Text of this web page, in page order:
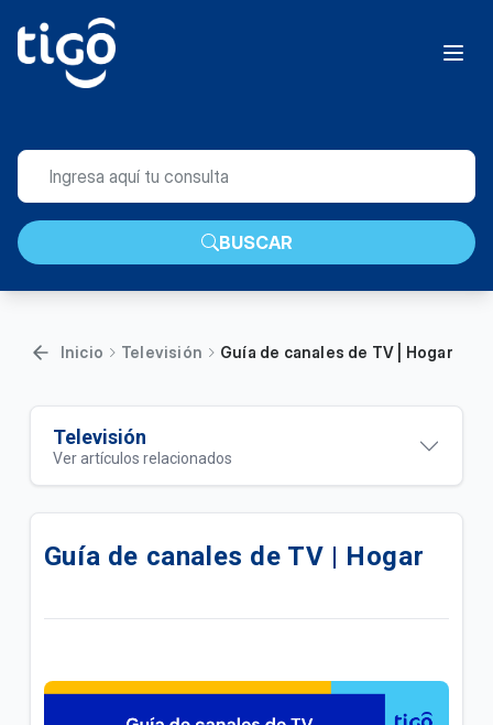
BUSCAR
Inicio Televisión Guía de canales de TV | Hogar
Televisión
Ver artículos relacionados
Actualiza tu servicio de TV y mejora tu experiencia |
Cómo reiniciar tu caja de cable Tigo paso a paso |
Guía de canales de TV | Hogar